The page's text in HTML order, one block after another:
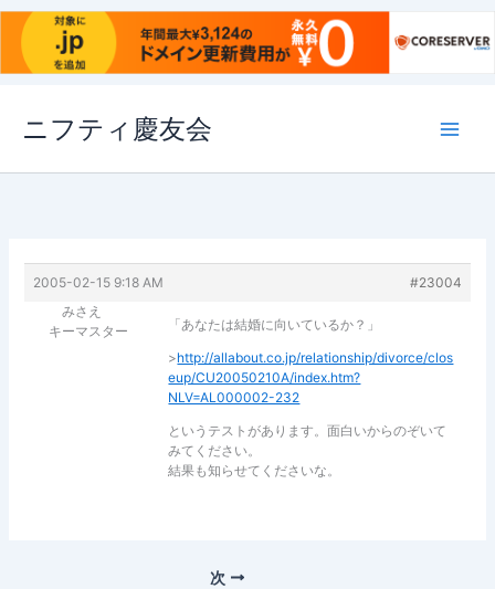
ス
ニフティ慶友会
2005-02-15 9:18 AM
#23004
みさえ
キーマスター
「あなたは結婚に向いているか？」
>http://allabout.co.jp/relationship/divorce/clos
eup/CU20050210A/index.htm?
NLV=AL000002-232
というテストがあります。面白いからのぞいて
みてください。
結果も知らせてくださいな。
次